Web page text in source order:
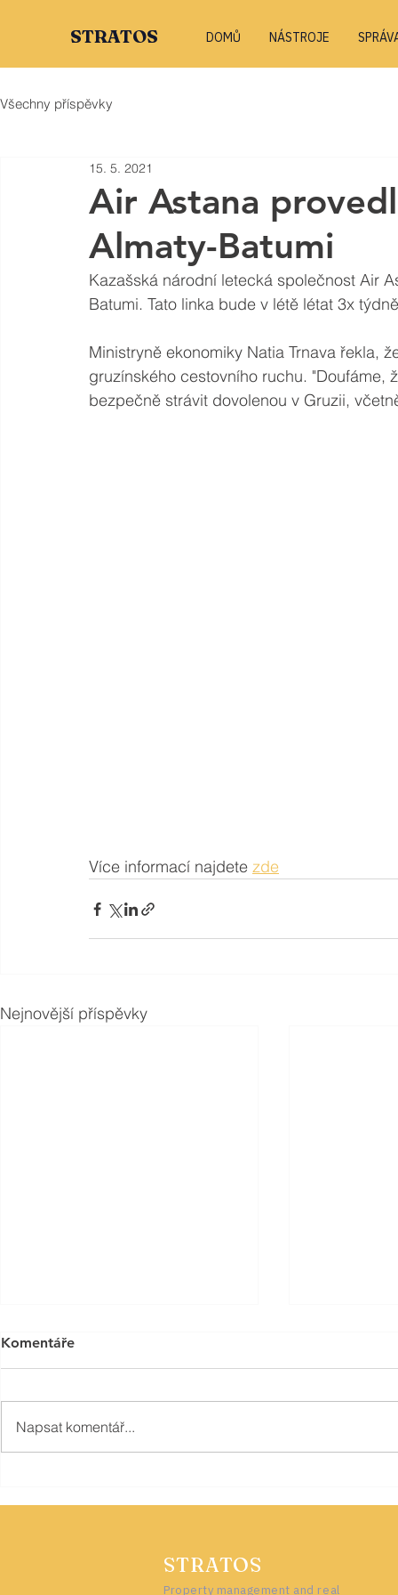
STRATOS DOMŮ NÁSTROJE
Všechny příspěvky
Air Astana
Almaty-Batumi
15. 5. 2021
Kazašská národní letecká společnost Air
Batumi. Tato linka bude v létě létat 3x
Ministryně ekonomiky Natia Trnava řekla,
gruzínského cestovního ruchu. "Doufáme,
bezpečně strávit dovolenou v Gruzii,
Více informací najdete zde
Nejnovější příspěvky
června v Tbilisi zvýší.
Komentáře
Napsat komentář...
STRATOS
Property management and real